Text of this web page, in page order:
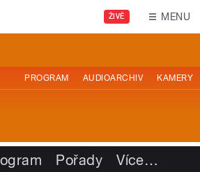
ŽIVĚ MENU
PROGRAM AUDIOARCHIV KAMERY
Pořady Více…